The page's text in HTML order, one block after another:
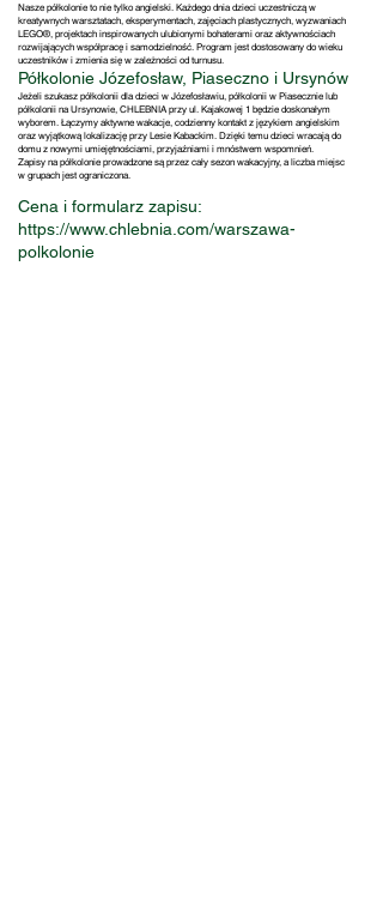
Nasze półkolonie to nie tylko angielski. Każdego dnia dzieci uczestniczą w
kreatywnych warsztatach, eksperymentach, zajęciach plastycznych, wyzwaniach
LEGO®, projektach inspirowanych ulubionymi bohaterami oraz aktywnościach
rozwijających współpracę i samodzielność. Program jest dostosowany do wieku
uczestników i zmienia się w zależności od turnusu.
Półkolonie Józefosław, Piaseczno i Ursynów
Jeżeli szukasz półkolonii dla dzieci w Józefosławiu, półkolonii w Piasecznie lub
półkolonii na Ursynowie, CHLEBNIA przy ul. Kajakowej 1 będzie doskonałym
wyborem. Łączymy aktywne wakacje, codzienny kontakt z językiem angielskim
oraz wyjątkową lokalizację przy Lesie Kabackim. Dzięki temu dzieci wracają do
domu z nowymi umiejętnościami, przyjaźniami i mnóstwem wspomnień.
Zapisy na półkolonie prowadzone są przez cały sezon wakacyjny, a liczba miejsc
w grupach jest ograniczona.
Cena i formularz zapisu:
https://www.chlebnia.com/warszawa-
polkolonie